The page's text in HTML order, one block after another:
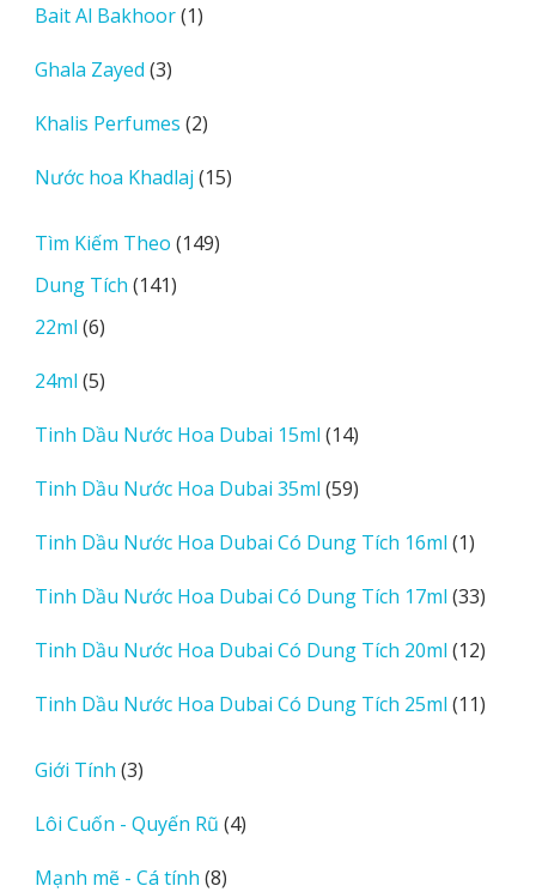
phẩm
Bait Al Bakhoor 11
Ghala Zayed 33
phẩm
Khalis Perfumes 22
phẩm
Nước hoa Khadlaj 1515
Tìm Kiếm Theo 149149
Dung Tích 141141
22ml 66
phẩm
24ml 55
phẩm
Tinh Dầu Nước Hoa Dubai 15ml 1414
phẩm
Tinh Dầu Nước Hoa Dubai 35ml 5959
phẩm
Tinh Dầu Nước Hoa Dubai Có Dung Tích 16ml 11
phẩm
Tinh Dầu Nước Hoa Dubai Có Dung Tích 17ml 3333
phẩm
Tinh Dầu Nước Hoa Dubai Có Dung Tích 20ml 1212
phẩm
Tinh Dầu Nước Hoa Dubai Có Dung Tích 25ml 1111
Giới Tính 33
phẩm
Lôi Cuốn - Quyến Rũ 44
Mạnh mẽ - Cá tính 88